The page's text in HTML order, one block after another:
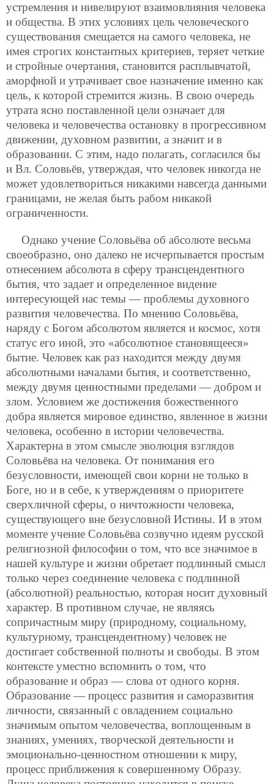
устремления и нивелируют взаимовлияния человека
и общества. В этих условиях цель человеческого
существования смещается на самого человека, не
имея строгих константных критериев, теряет четкие
и стройные очертания, становится расплывчатой,
аморфной и утрачивает свое назначение именно как
цель, к которой стремится жизнь. В свою очередь
утрата ясно поставленной цели означает для
человека и человечества остановку в прогрессивном
движении, духовном развитии, а значит и в
образовании. С этим, надо полагать, согласился бы
и Вл. Соловьёв, утверждая, что человек никогда не
может удовлетвориться никакими навсегда данными
границами, не желая быть рабом никакой
ограниченности.
Однако учение Соловьёва об абсолюте весьма
своеобразно, оно далеко не исчерпывается простым
отнесением абсолюта в сферу трансцендентного
бытия, что задает и определенное видение
интересующей нас темы — проблемы духовного
развития человечества. По мнению Соловьёва,
наряду с Богом абсолютом является и космос, хотя
статус его иной, это «абсолютное становящееся»
бытие. Человек как раз находится между двумя
абсолютными началами бытия, и соответственно,
между двумя ценностными пределами — добром и
злом. Условием же достижения божественного
добра является мировое единство, явленное в жизни
человека, особенно в истории человечества.
Характерна в этом смысле эволюция взглядов
Соловьёва на человека. От понимания его
безусловности, имеющей свои корни не только в
Боге, но и в себе, к утверждениям о приоритете
сверхличной сферы, о ничтожности человека,
существующего вне безусловной Истины. И в этом
моменте учение Соловьёва созвучно идеям русской
религиозной философии о том, что все значимое в
нашей культуре и жизни обретает подлинный смысл
только через соединение человека с подлинной
(абсолютной) реальностью, которая носит духовный
характер. В противном случае, не являясь
сопричастным миру (природному, социальному,
культурному, трансцендентному) человек не
достигает собственной полноты и свободы. В этом
контексте уместно вспомнить о том, что
образование и образ — слова от одного корня.
Образование — процесс развития и саморазвития
личности, связанный с овладением социально
значимым опытом человечества, воплощенным в
знаниях, умениях, творческой деятельности и
эмоционально-ценностном отношении к миру,
процесс приближения к совершенному Образу.